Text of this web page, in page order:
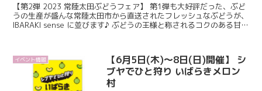
【第2弾 2023 常陸太田ぶどうフェア】 第1弾も大好評だった、ぶど
うの生産が盛んな常陸太田市から直送されたフレッシュなぶどうが、
IBARAKI sense に並びます♪ ぶどうの王様と称されるコクのある甘さ
イベント情報
【6月5日(木)〜8日(日)開催】 シ
ブヤでひと狩り いばらきメロン
村